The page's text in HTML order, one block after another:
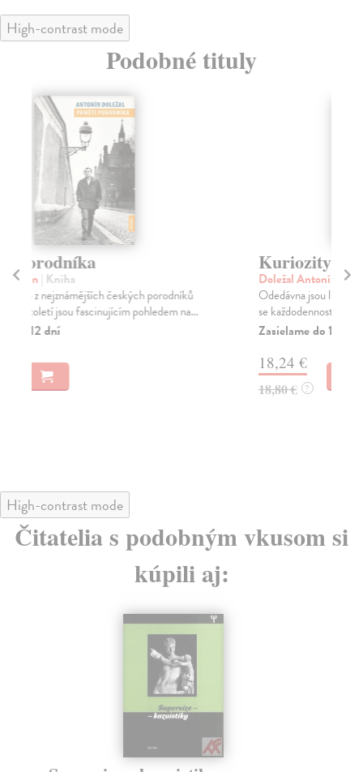
High-contrast mode
Podobné tituly
Kuriozity v medicíně
Doležal Antonín
Odedávna jsou lidé přitahováni událostmi vymykajícími
se každodennostem. V našich životech neustále ...
Zasielame do 12 dní
18,24 €
18,80 €
High-contrast mode
Čitatelia s podobným vkusom si
kúpili aj: